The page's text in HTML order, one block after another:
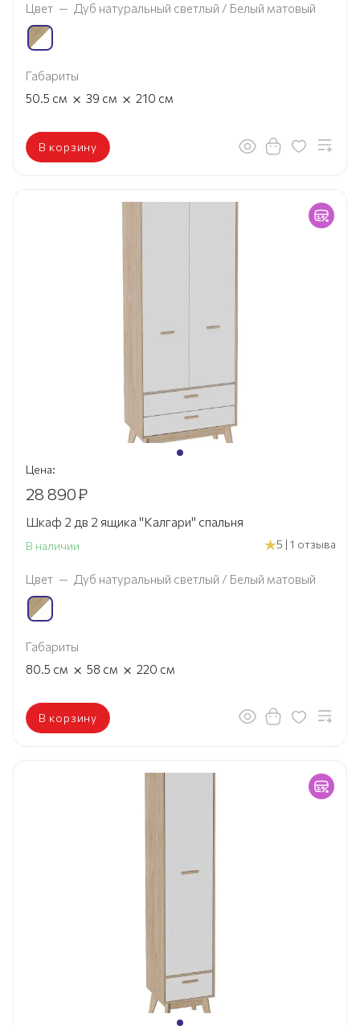
Цвет — Дуб натуральный светлый / Белый матовый
Габариты
50.5 см × 39 см × 210 см
В корзину
Цена:
28 890₽
Шкаф 2 дв 2 ящика "Калгари" спальня
В наличии 5 | 1 отзыва
Цвет — Дуб натуральный светлый / Белый матовый
Габариты
80.5 см × 58 см × 220 см
В корзину